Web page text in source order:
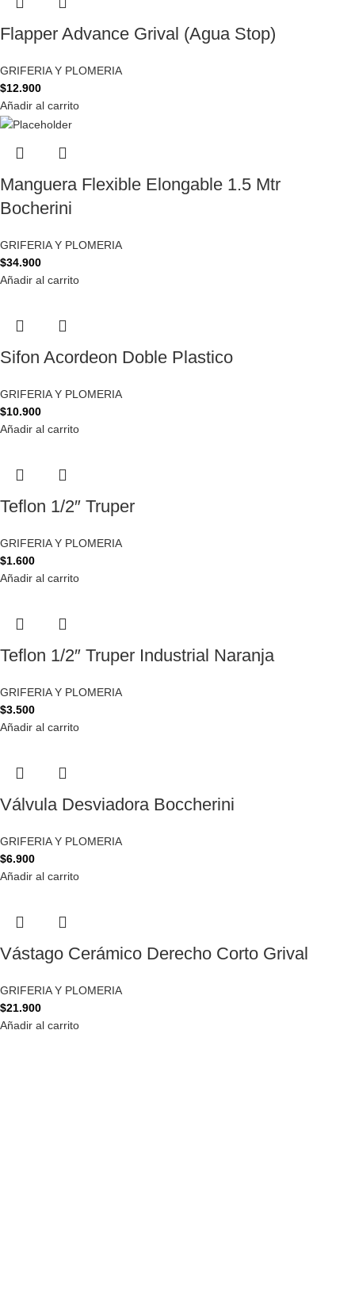
Flapper Advance Grival (Agua Stop)
GRIFERIA Y PLOMERIA
$12.900
Añadir al carrito
Manguera Flexible Elongable 1.5 Mtr
Bocherini
GRIFERIA Y PLOMERIA
$34.900
Añadir al carrito
Sifon Acordeon Doble Plastico
GRIFERIA Y PLOMERIA
$10.900
Añadir al carrito
Teflon 1/2″ Truper
GRIFERIA Y PLOMERIA
$1.600
Añadir al carrito
Teflon 1/2″ Truper Industrial Naranja
GRIFERIA Y PLOMERIA
$3.500
Añadir al carrito
Válvula Desviadora Boccherini
GRIFERIA Y PLOMERIA
$6.900
Añadir al carrito
Vástago Cerámico Derecho Corto Grival
GRIFERIA Y PLOMERIA
$21.900
Añadir al carrito